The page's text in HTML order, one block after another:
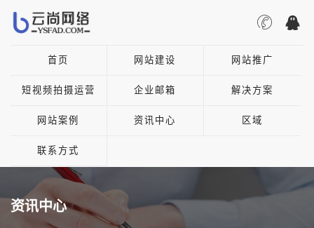
首页 网站建设 网站推广
短视频拍摄运营 企业邮箱 解决方案
网站案例 资讯中心 区域
联系方式
资讯中心